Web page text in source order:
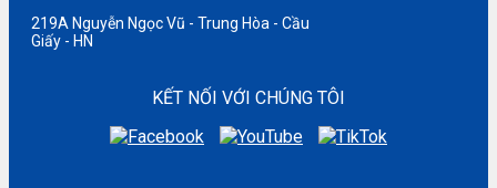
219A Nguyễn Ngọc Vũ - Trung Hòa - Cầu
Giấy - HN
KẾT NỐI VỚI CHÚNG TÔI